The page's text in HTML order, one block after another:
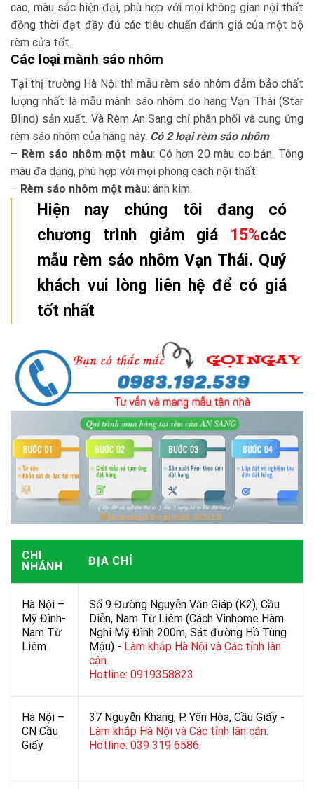
cao, màu sắc hiện đại, phù hợp với mọi không gian nội thất
đồng thời đạt đầy đủ các tiêu chuẩn đánh giá của một bộ
rèm cửa tốt.
Các loại mành sáo nhôm
Tại thị trường Hà Nội thì mẫu rèm sáo nhôm đảm bảo chất
lượng nhất là mẫu mành sáo nhôm do hãng Vạn Thái (Star
Blind) sản xuất. Và Rèm An Sang chỉ phân phối và cung ứng
rèm sáo nhôm của hãng này. Có 2 loại rèm sáo nhôm
– Rèm sáo nhôm một màu: Có hơn 20 màu cơ bản. Tông
màu đa dạng, phù hợp với mọi phong cách nội thất.
– Rèm sáo nhôm một màu: ánh kim.
Hiện nay chúng tôi đang có
chương trình giảm giá 15%các
mẫu rèm sáo nhôm Vạn Thái. Quý
khách vui lòng liên hệ để có giá
tốt nhất
CHI
NHÁNH
ĐỊA CHỈ
Hà Nội –
Mỹ Đình-
Nam Từ
Liêm
Số 9 Đường Nguyễn Văn Giáp (K2), Cầu
Diễn, Nam Từ Liêm (Cách Vinhome Hàm
Nghi Mỹ Đình 200m, Sát đường Hồ Tùng
Mậu) - Làm khắp Hà Nội và Các tỉnh lân
cận.
Hotline: 0919358823
Hà Nội –
CN Cầu
Giấy
37 Nguyễn Khang, P. Yên Hòa, Cầu Giấy -
Làm khắp Hà Nội và Các tỉnh lân cận.
Hotline: 039 319 6586